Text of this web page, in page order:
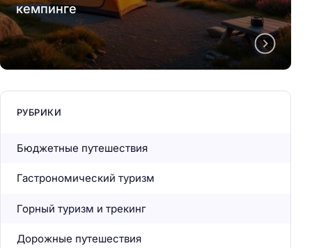
кемпинге
РУБРИКИ
Бюджетные путешествия
Гастрономический туризм
Горный туризм и трекинг
Дорожные путешествия